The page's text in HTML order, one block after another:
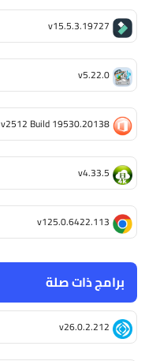
برامج ذات صلة
v26.0.2.212
v15.5.3.19727
v5.22.0
v2512 Build 19530.20138
v4.33.5
v125.0.6422.113